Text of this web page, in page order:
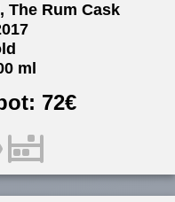
The Rum Cask
ml
72€